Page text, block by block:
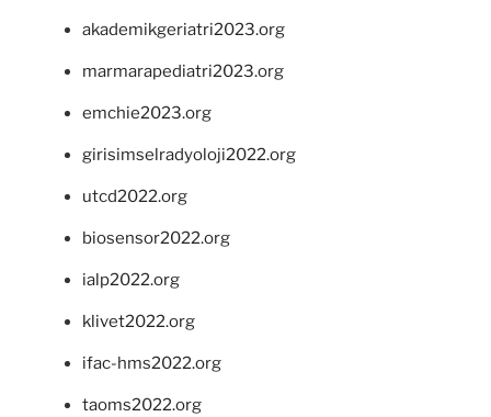
akademikgeriatri2023.org
marmarapediatri2023.org
emchie2023.org
girisimselradyoloji2022.org
utcd2022.org
biosensor2022.org
ialp2022.org
klivet2022.org
ifac-hms2022.org
taoms2022.org